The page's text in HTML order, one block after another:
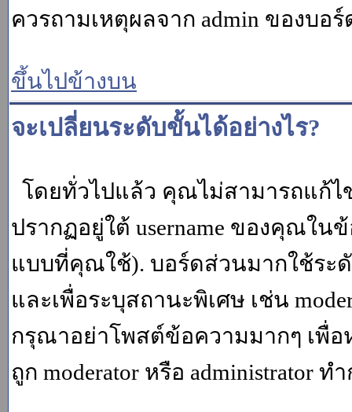
ควรถามเหตุผลจาก admin ของบอ
ขึ้นไปข้างบน
จะเปลี่ยนระดับขั้นได้อย่างไร?
โดยทั่วไปแล้ว คุณไม่สามารถแก้
ปรากฏอยู่ใต้ username ของคุณใ
แบบที่คุณใช้). บอร์ดส่วนมากใช้ร
และเพื่อระบุสถานะพิเศษ เช่น
กรุณาอย่าโพสต์ข้อความมากๆ เพื่
ถูก moderator หรือ administrator